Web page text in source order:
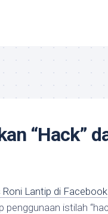
“Hack”
Lantip di Facebook
penggunaan istilah